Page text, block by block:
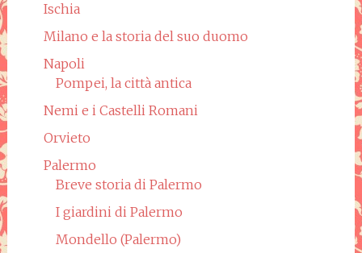
Ischia
Milano e la storia del suo duomo
Napoli
Pompei, la città antica
Nemi e i Castelli Romani
Orvieto
Palermo
Breve storia di Palermo
I giardini di Palermo
Mondello (Palermo)